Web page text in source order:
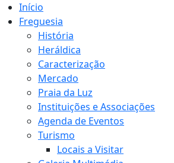
Início
Freguesia
História
Heráldica
Caracterização
Mercado
Praia da Luz
Instituições e Associações
Agenda de Eventos
Turismo
Locais a Visitar